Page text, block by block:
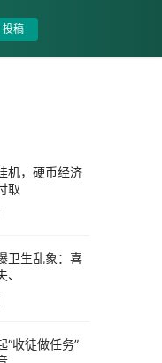
投稿
机，硬币经济
取
卫生乱象：喜
“收徒做任务”